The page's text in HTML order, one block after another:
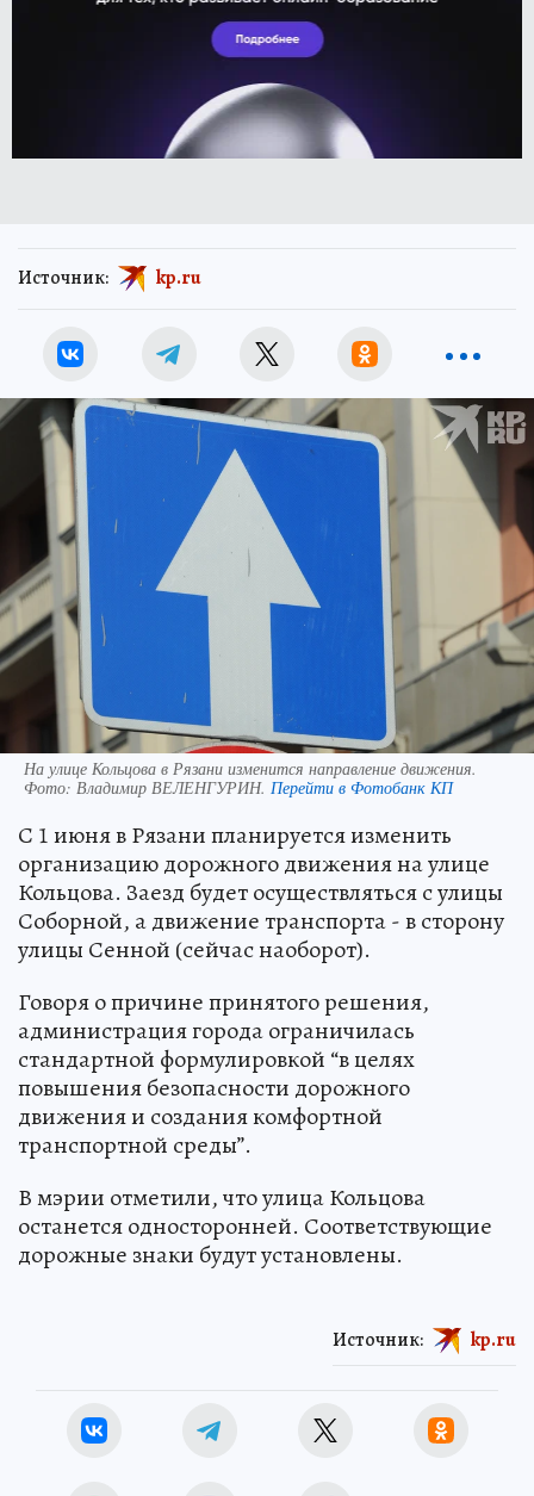
Источник: kp.ru
На улице Кольцова в Рязани изменится направление движения.
Фото: Владимир ВЕЛЕНГУРИН. Перейти в Фотобанк КП
С 1 июня в Рязани планируется изменить
организацию дорожного движения на улице
Кольцова. Заезд будет осуществляться с улицы
Соборной, а движение транспорта - в сторону
улицы Сенной (сейчас наоборот).
Говоря о причине принятого решения,
администрация города ограничилась
стандартной формулировкой “в целях
повышения безопасности дорожного
движения и создания комфортной
транспортной среды”.
В мэрии отметили, что улица Кольцова
останется односторонней. Соответствующие
дорожные знаки будут установлены.
Источник: kp.ru